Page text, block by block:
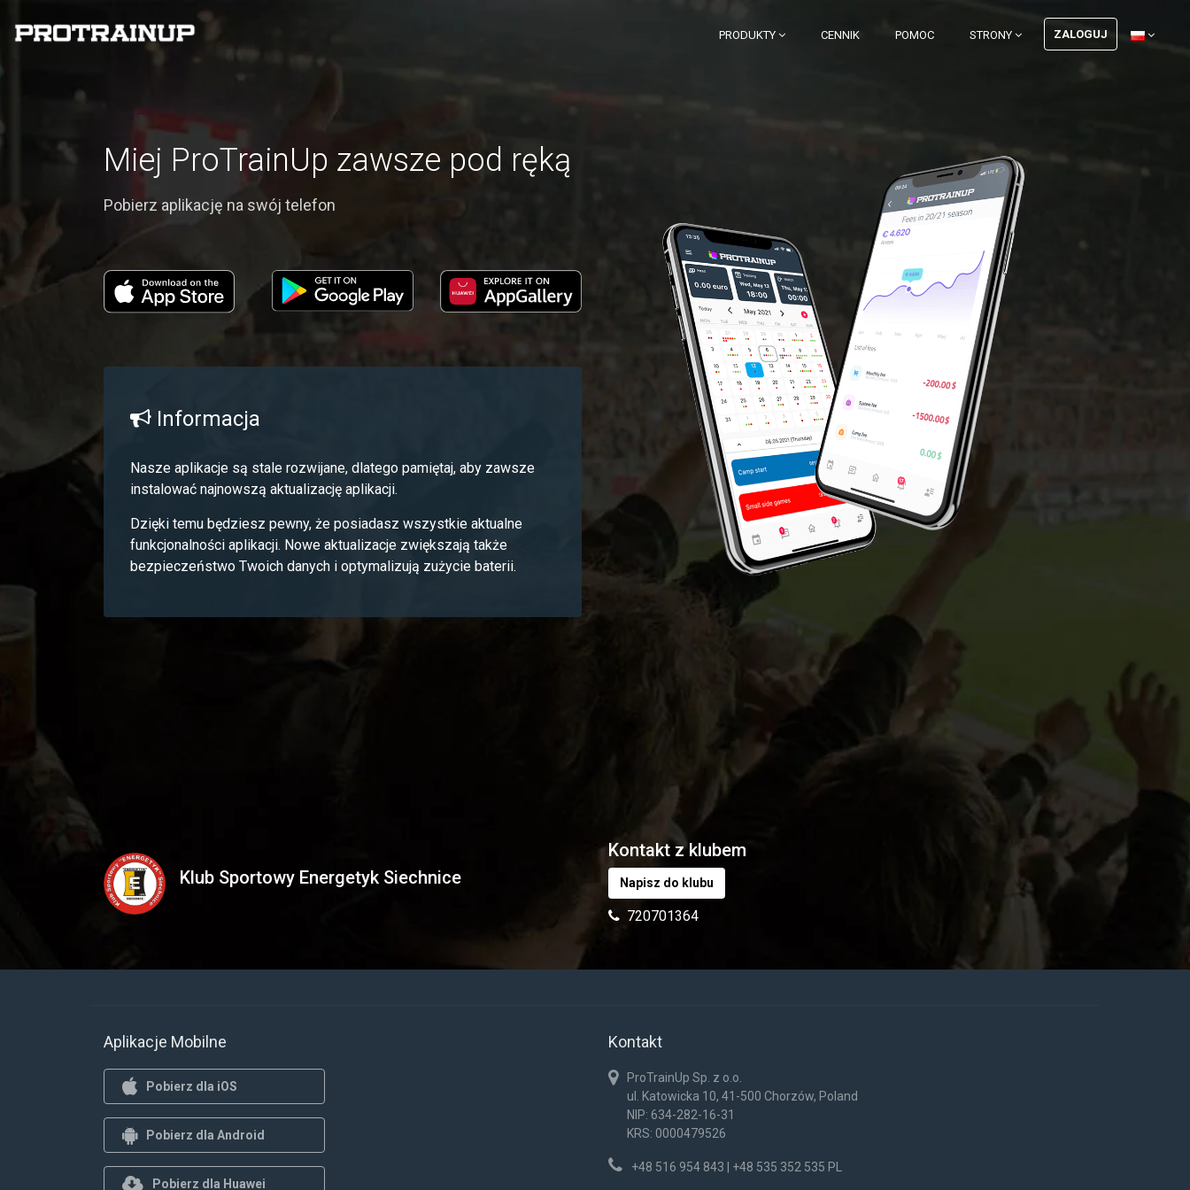
PRODUKTY CENNIK POMOC STRONY ZALOGUJ
Miej ProTrainUp zawsze pod ręką
Pobierz aplikację na swój telefon
Informacja
Nasze aplikacje są stale rozwijane, dlatego pamiętaj, aby zawsze
instalować najnowszą aktualizację aplikacji.
Dzięki temu będziesz pewny, że posiadasz wszystkie aktualne
funkcjonalności aplikacji. Nowe aktualizacje zwiększają także
bezpieczeństwo Twoich danych i optymalizują zużycie baterii.
Klub Sportowy Energetyk Siechnice
Kontakt z klubem
Napisz do klubu
720701364
Aplikacje Mobilne
Pobierz dla iOS
Pobierz dla Android
Pobierz dla Huawei
Kontakt
ProTrainUp Sp. z o.o.
ul. Katowicka 10, 41-500 Chorzów, Poland
NIP: 634-282-16-31
KRS: 0000479526
+48 516 954 843 | +48 535 352 535 PL